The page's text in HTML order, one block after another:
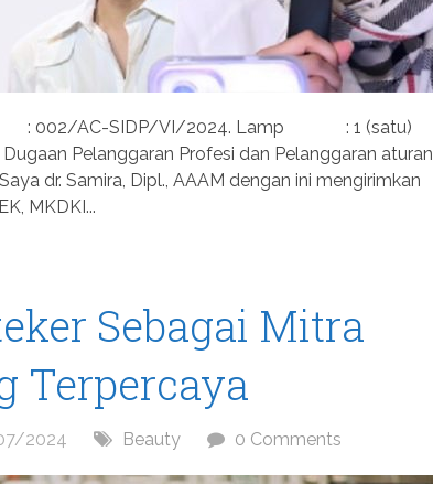
: 002/AC-SIDP/VI/2024. Lamp : 1 (satu)
Pelanggaran Profesi dan Pelanggaran aturan
dr. Samira, Dipl., AAAM dengan ini mengirimkan
MKDKI...
Sebagai Mitra
Terpercaya
2024 Beauty 0 Comments